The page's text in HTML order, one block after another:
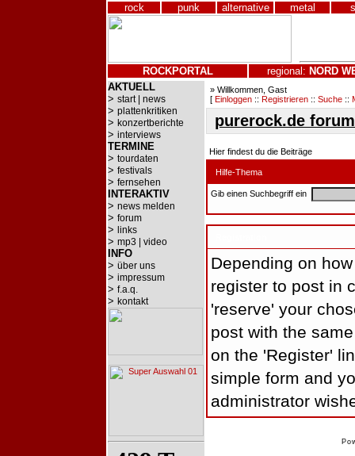
rock punk alternative metal
ROCKPORTAL regional: NORD
AKTUELL
> start | news
> plattenkritiken
> konzertberichte
> interviews
TERMINE
> tourdaten
> festivals
> fernsehen
INTERAKTIV
> news melden
> forum
> links
> mp3 | video
INFO
> über uns
> impressum
> f.a.q.
> kontakt
» Willkommen, Gast
[ Einloggen :: Registrieren :: Suche ::
purerock.de forum
Hier findest du die Beiträge
Hilfe-Thema
Gib einen Suchbegriff ein
Depending on
register to post in
'reserve' your
post with the
on the 'Register'
simple form and
administrator